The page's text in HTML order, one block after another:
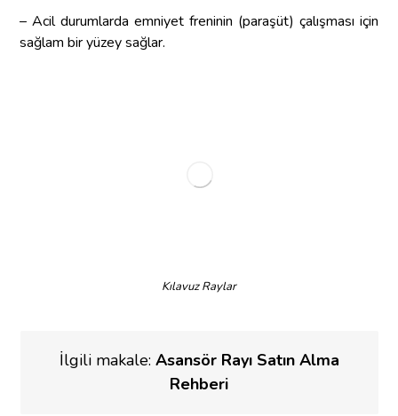
– Acil durumlarda emniyet freninin (paraşüt) çalışması için
sağlam bir yüzey sağlar.
Kılavuz Raylar
İlgili makale: Asansör Rayı Satın Alma
Rehberi